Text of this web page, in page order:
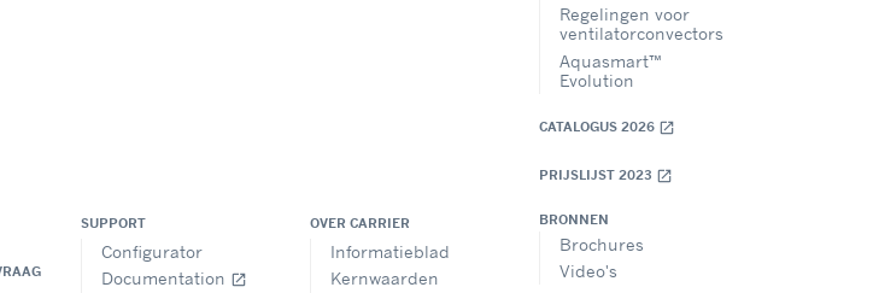
Regelingen voor
ventilatorconvectors
Aquasmart™
Evolution
CATALOGUS 2026 open_in_new
PRIJSLIJST 2023 open_in_new
SUPPORT
Configurator
Documentation open_in_new
OVER CARRIER
Informatieblad
Kernwaarden
BRONNEN
Brochures
Video's